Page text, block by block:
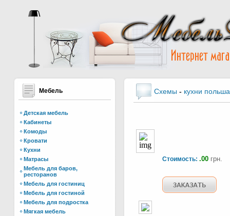
Мебель
Детская мебель
Кабинеты
Комоды
Кровати
Кухни
Матрасы
Мебель для баров,
ресторанов
Мебель для гостиниц
Мебель для гостиной
Мебель для подростка
Мягкая мебель
Схемы - кухни польша
Стоимость: .00 грн.